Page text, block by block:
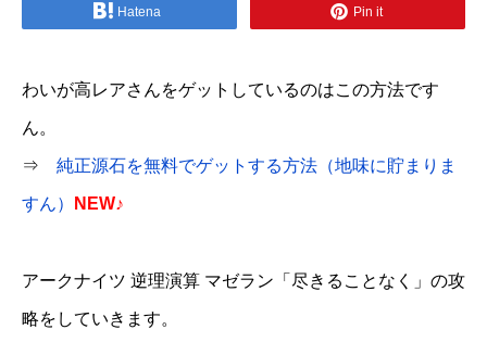
Hatena Pin it
わいが高レアさんをゲットしているのはこの方法です
ん。
⇒ 純正源石を無料でゲットする方法（地味に貯まりま
すん） NEW♪
アークナイツ 逆理演算 マゼラン「尽きることなく」の攻
略をしていきます。